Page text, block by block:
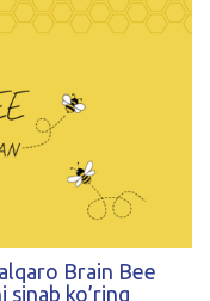
Brain Bee
ko’ring